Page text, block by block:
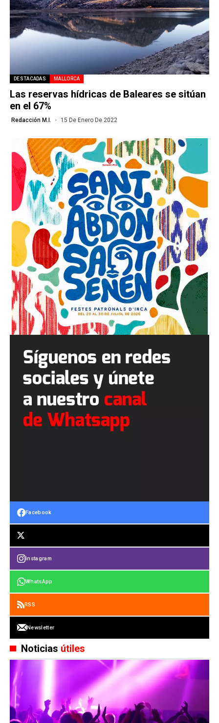
DESTACADAS MALLORCA
Las reservas hídricas de Baleares se sitúan
en el 67%
Redacción M.I. 15 De Enero De 2022
Facebook
Instagram
WhatsApp
RSS
Newsletter
Noticias útiles